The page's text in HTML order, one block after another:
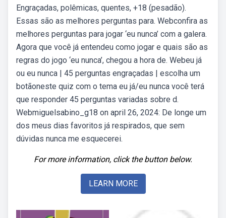
Engraçadas, polêmicas, quentes, +18 (pesadão).
Essas são as melhores perguntas para. Webconfira as
melhores perguntas para jogar ‘eu nunca’ com a galera.
Agora que você já entendeu como jogar e quais são as
regras do jogo ‘eu nunca’, chegou a hora de. Webeu já
ou eu nunca | 45 perguntas engraçadas | escolha um
botãoneste quiz com o tema eu já/eu nunca você terá
que responder 45 perguntas variadas sobre d.
Webmiguelsabino_g18 on april 26, 2024: De longe um
dos meus dias favoritos já respirados, que sem
dúvidas nunca me esquecerei.
For more information, click the button below.
LEARN MORE